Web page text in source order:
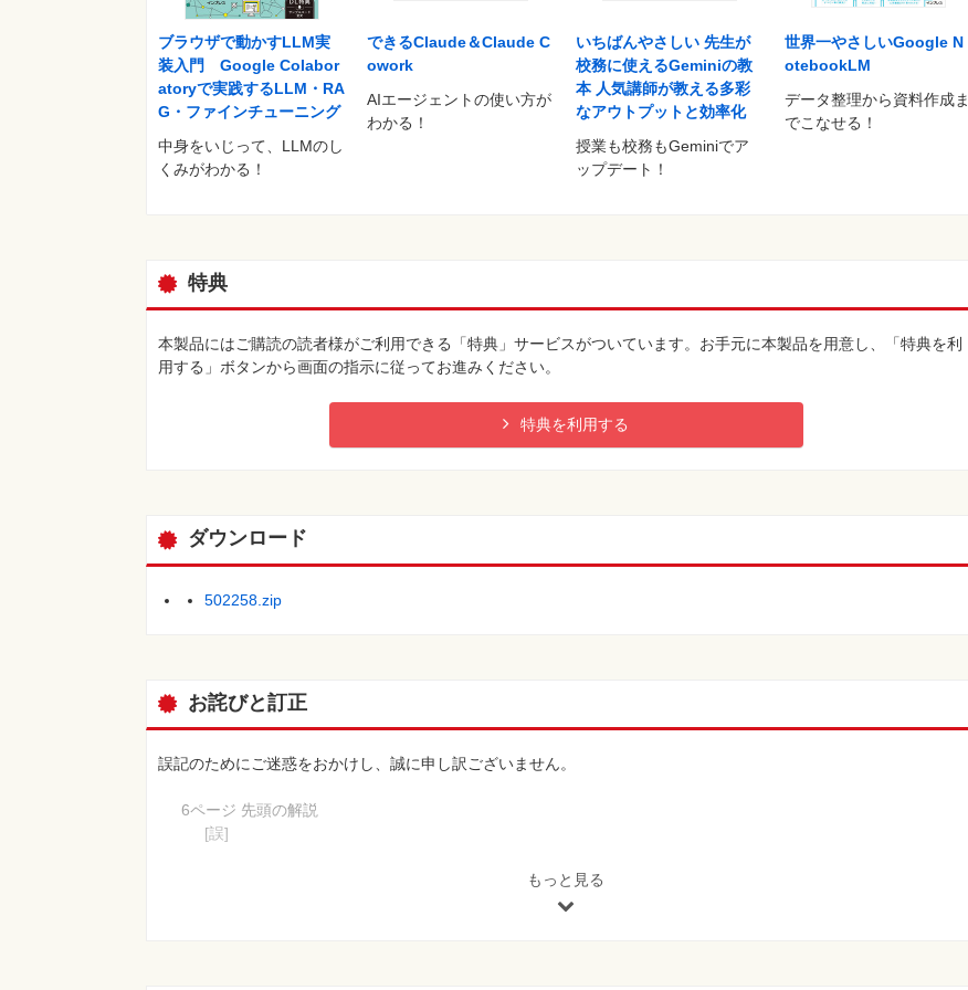
ブラウザで動かすLLM実
装入門 Google Colabor
atoryで実践するLLM・RA
G・ファインチューニング
中身をいじって、LLMのし
くみがわかる！
できるClaude＆Claude C
owork
AIエージェントの使い方が
わかる！
いちばんやさしい 先生が
校務に使えるGeminiの教
本 人気講師が教える多彩
なアウトプットと効率化
授業も校務もGeminiでア
ップデート！
世界一やさしいGoogle N
otebookLM
データ整理から資料作成ま
でこなせる！
特典
本製品にはご購読の読者様がご利用できる「特典」サービスがついています。お手元に本製品を用意し、「特典を利
用する」ボタンから画面の指示に従ってお進みください。
特典を利用する
ダウンロード
502258.zip
お詫びと訂正
誤記のためにご迷惑をおかけし、誠に申し訳ございません。
6ページ 先頭の解説
[誤]
もっと見る